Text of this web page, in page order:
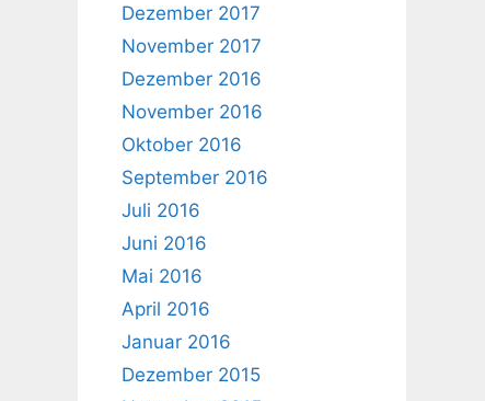
Dezember 2017
November 2017
Dezember 2016
November 2016
Oktober 2016
September 2016
Juli 2016
Juni 2016
Mai 2016
April 2016
Januar 2016
Dezember 2015